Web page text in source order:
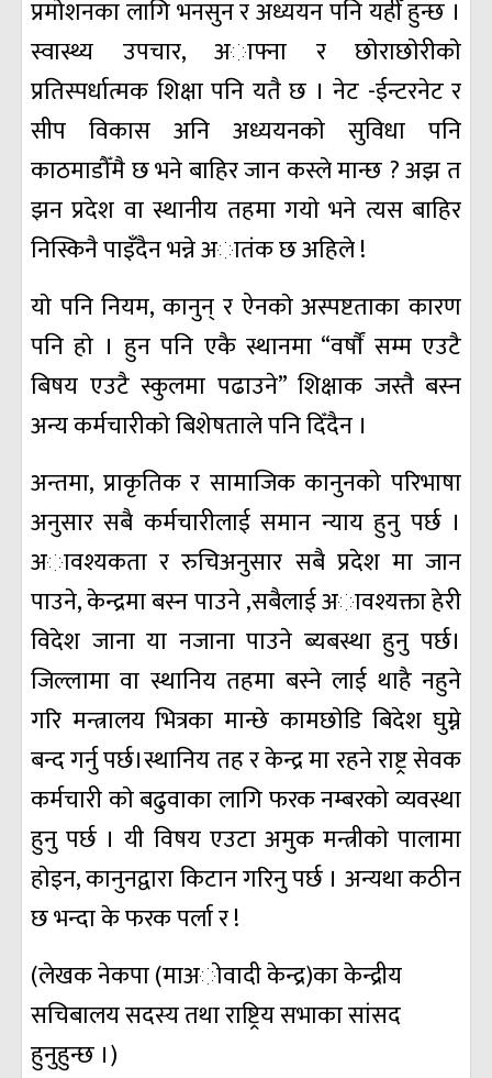
प्रमाेशनका लागि भनसुन र अध्ययन पनि यहीँ हुन्छ ।
स्वास्थ्य उपचार, अाफ्ना र छाेराछाेरीकाे
प्रतिस्पर्धात्मक शिक्षा पनि यतै छ । नेट -ईन्टरनेट र
सीप विकास अनि अध्ययनकाे सुविधा पनि
काठमाडौँमै छ भने बाहिर जान कस्ले मान्छ ? अझ त
झन प्रदेश वा स्थानीय तहमा गयाे भने त्यस बाहिर
निस्किनै पाइँदैन भन्ने अातंक छ अहिले !
याे पनि नियम, कानुन् र ऐनकाे अस्पष्टताका कारण
पनि हाे । हुन पनि एकै स्थानमा “वर्षाैं सम्म एउटै
बिषय एउटै स्कुलमा पढाउने” शिक्षाक जस्तै बस्न
अन्य कर्मचारीकाे बिशेषताले पनि दिँदैन ।
अन्तमा, प्राकृतिक र सामाजिक कानुनकाे परिभाषा
अनुसार सबै कर्मचारीलाई समान न्याय हुनु पर्छ ।
अावश्यकता र रुचिअनुसार सबै प्रदेश मा जान
पाउने, केन्द्रमा बस्न पाउने ,सबैलाई अावश्यक्ता हेरी
विदेश जाना या नजाना पाउने ब्यबस्था हुनु पर्छ।
जिल्लामा वा स्थानिय तहमा बस्ने लाई थाहै नहुने
गरि मन्त्रालय भित्रका मान्छे कामछाेडि बिदेश घुम्ने
बन्द गर्नु पर्छ।स्थानिय तह र केन्द्र मा रहने राष्ट्र सेवक
कर्मचारी काे बढुवाका लागि फरक नम्बरको व्यवस्था
हुनु पर्छ । यी विषय एउटा अमुक मन्त्रीकाे पालामा
हाेइन, कानुनद्वारा किटान गरिनु पर्छ । अन्यथा कठीन
छ भन्दा के फरक पर्ला र !
(लेखक नेकपा (माअाेवादी केन्द्र)का केन्द्रीय
सचिबालय सदस्य तथा राष्ट्रिय सभाका सांसद
हुनुहुन्छ ।)